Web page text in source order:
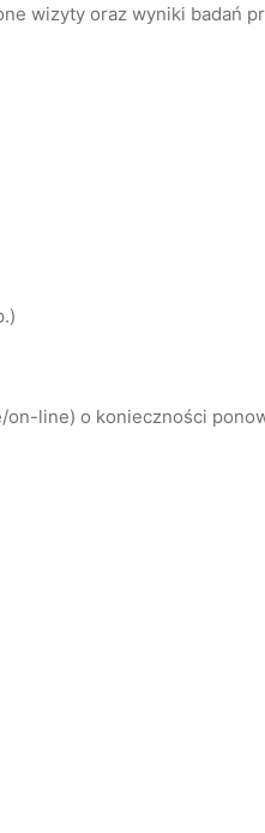
wizyty oraz wyniki badań
on-line) o konieczności